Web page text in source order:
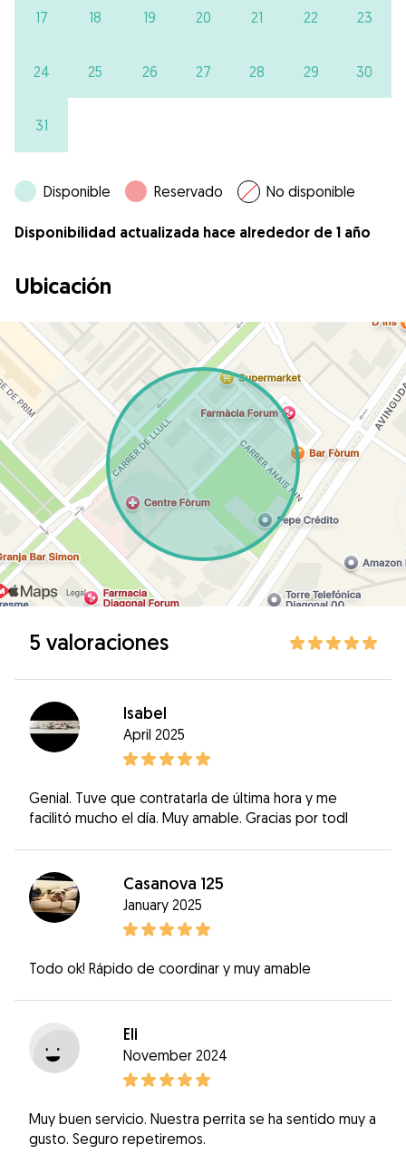
17 18 19 20 21 22 23
24 25 26 27 28 29 30
31
Disponible Reservado No disponible
Disponibilidad actualizada hace alrededor de 1 año
Ubicación
5 valoraciones
Isabel
April 2025
Genial. Tuve que contratarla de última hora y me
facilitó mucho el día. Muy amable. Gracias por todl
Casanova 125
January 2025
Todo ok! Rápido de coordinar y muy amable
Eli
November 2024
Muy buen servicio. Nuestra perrita se ha sentido muy a
gusto. Seguro repetiremos.